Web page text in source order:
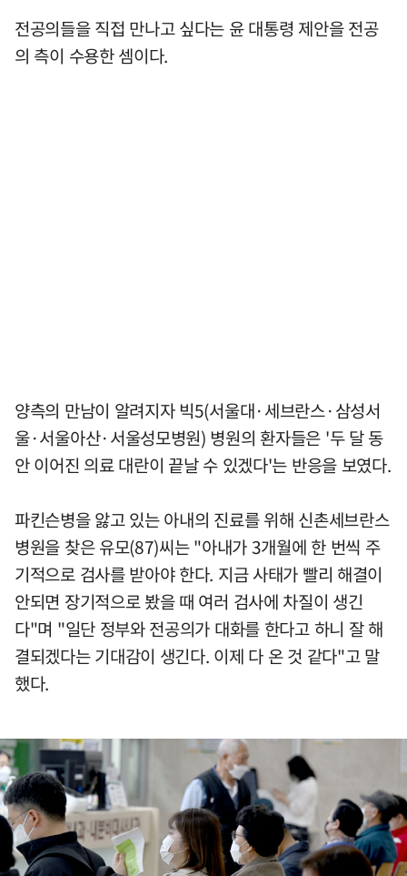
전공의들을 직접 만나고 싶다는 윤 대통령 제안을 전공
의 측이 수용한 셈이다.
양측의 만남이 알려지자 빅5(서울대·세브란스·삼성서
울·서울아산·서울성모병원) 병원의 환자들은 '두 달 동
안 이어진 의료 대란이 끝날 수 있겠다'는 반응을 보였다.
파킨슨병을 앓고 있는 아내의 진료를 위해 신촌세브란스
병원을 찾은 유모(87)씨는 "아내가 3개월에 한 번씩 주
기적으로 검사를 받아야 한다. 지금 사태가 빨리 해결이
안되면 장기적으로 봤을 때 여러 검사에 차질이 생긴
다"며 "일단 정부와 전공의가 대화를 한다고 하니 잘 해
결되겠다는 기대감이 생긴다. 이제 다 온 것 같다"고 말
했다.